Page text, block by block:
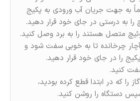
به جهت جریان آب ورودی به پکیج
را به درستی در جای خود قرار دهید.
متصل هستند را به برد وصل کنید.
چرخانده تا به خوبی سفت شود و
را در جای خود قرار دهید.
کنید.
را که در ابتدا قطع کرده بودید،
دستگاه را روشن کنید.